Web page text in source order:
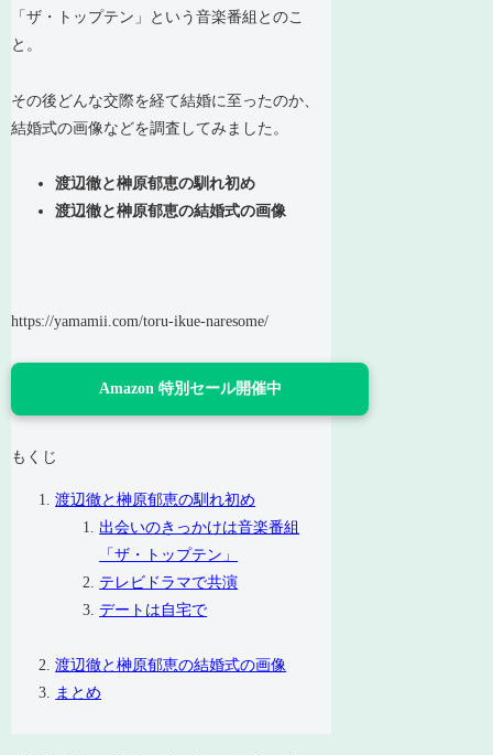
「ザ・トップテン」という音楽番組とのこ
と。
その後どんな交際を経て結婚に至ったのか、
結婚式の画像などを調査してみました。
渡辺徹と榊原郁恵の馴れ初め
渡辺徹と榊原郁恵の結婚式の画像
https://yamamii.com/toru-ikue-naresome/
Amazon 特別セール開催中
もくじ
渡辺徹と榊原郁恵の馴れ初め
出会いのきっかけは音楽番組
「ザ・トップテン」
テレビドラマで共演
デートは自宅で
渡辺徹と榊原郁恵の結婚式の画像
まとめ